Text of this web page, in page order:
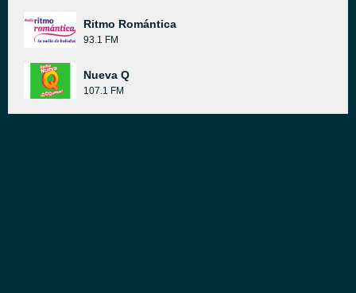
Ritmo Romántica
93.1 FM
Nueva Q
107.1 FM